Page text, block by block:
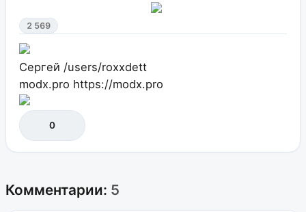
2 569
Сергей /users/roxxdett
modx.pro https://modx.pro
0
Комментарии: 5